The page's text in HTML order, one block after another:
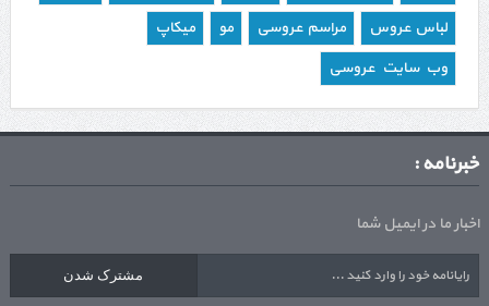
لباس عروس
مراسم عروسی مو
میکاپ
وب سایت عروسی
خبرنامه :
اخبار ما در ایمیل شما
مشترک شدن